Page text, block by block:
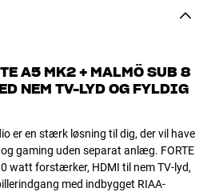
A5 MK2 + MALMÖ SUB 8
NEM TV-LYD OG FYLDIG
er en stærk løsning til dig, der vil have
gaming uden separat anlæg. FORTE
watt forstærker, HDMI til nem TV-lyd,
med indbygget RIAA-